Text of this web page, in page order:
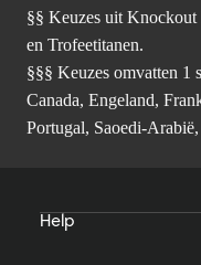
§§ Keuzes uit
en Trofeetitanen.
§§§ Keuzes omvatten 1
Canada, Engeland,
Portugal, Saoedi-
Help